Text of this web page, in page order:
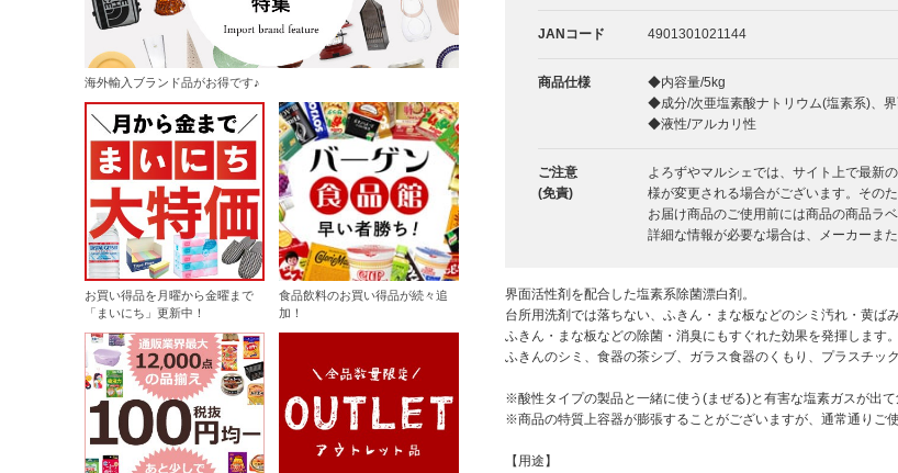
海外輸入ブランド品がお得です♪
お買い得品を月曜から金曜まで
「まいにち」更新中！
食品飲料のお買い得品が続々追
加！
JANコード 4901301021144
商品仕様
◆内容量/5kg
◆成分/次亜塩素酸ナトリウム(塩素系)、
◆液性/アルカリ性
ご注意
(免責)
よろずやマルシェでは、サイト上で最新
様が変更される場合がございます。その
お届け商品のご使用前には商品の商品ラ
詳細な情報が必要な場合は、メーカーま
界面活性剤を配合した塩素系除菌漂白剤。
台所用洗剤では落ちない、ふきん・まな板などのシミ汚れ・黄ば
ふきん・まな板などの除菌・消臭にもすぐれた効果を発揮します。
ふきんのシミ、食器の茶シブ、ガラス食器のくもり、プラスチッ
※酸性タイプの製品と一緒に使う(まぜる)と有害な塩素ガスが出て
※商品の特質上容器が膨張することがございますが、通常通りご使
【用途】